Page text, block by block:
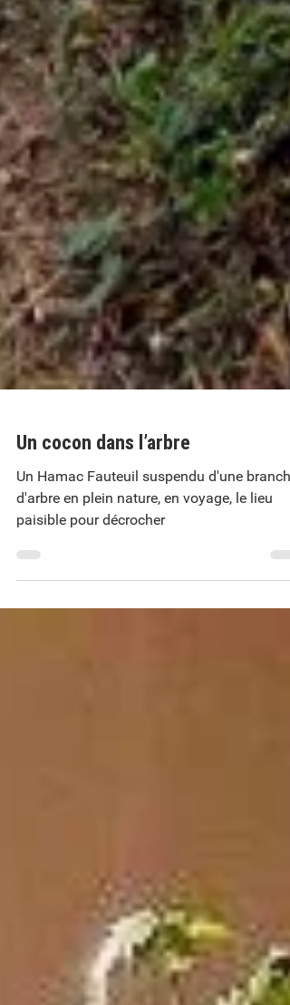
Un cocon dans l’arbre
Un Hamac Fauteuil suspendu d'une branche
paisible pour décrocher